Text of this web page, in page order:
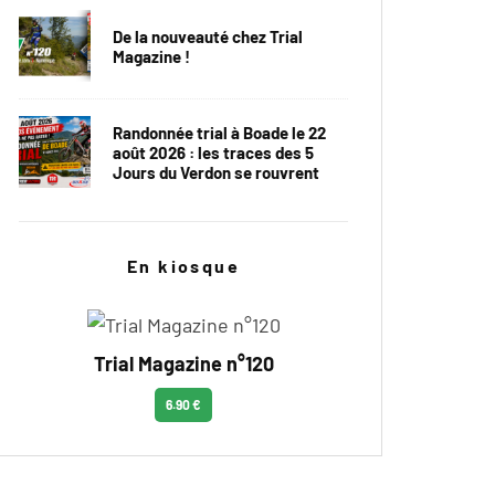
De la nouveauté chez Trial
Magazine !
Randonnée trial à Boade le 22
août 2026 : les traces des 5
Jours du Verdon se rouvrent
En kiosque
Trial Magazine n°120
6.90 €